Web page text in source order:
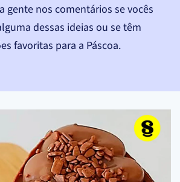
gente nos comentários se vocês
dessas ideias ou se têm
favoritas para a Páscoa.